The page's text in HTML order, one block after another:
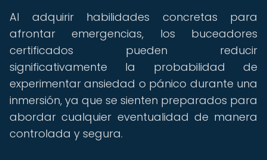
Al adquirir habilidades concretas para
afrontar emergencias, los buceadores
certificados pueden reducir
significativamente la probabilidad de
experimentar ansiedad o pánico durante una
inmersión, ya que se sienten preparados para
abordar cualquier eventualidad de manera
controlada y segura.